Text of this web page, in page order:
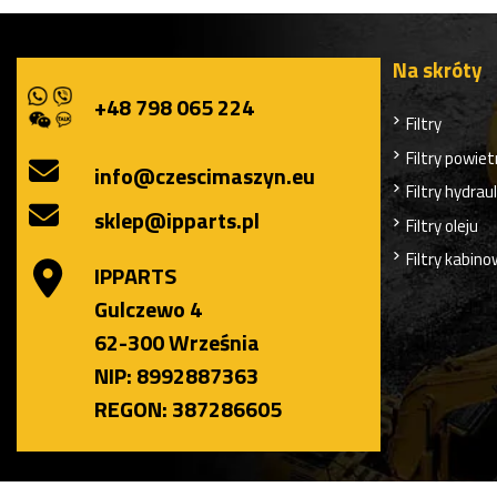
+48 798 065 224
info@czescimaszyn.eu
sklep@ipparts.pl
IPPARTS
Gulczewo 4
62-300 Września
NIP: 8992887363
REGON: 387286605
Na skróty
Filtry
Filtry
Filtry
Filtry oleju
Filtry